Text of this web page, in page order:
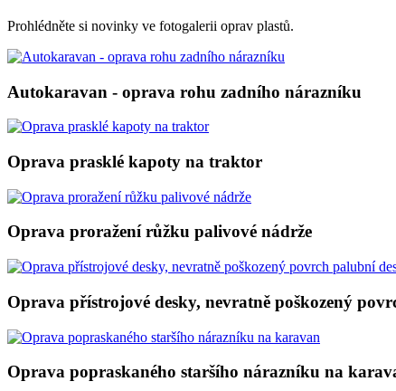
Prohlédněte si novinky ve fotogalerii oprav plastů.
Autokaravan - oprava rohu zadního nárazníku
Oprava prasklé kapoty na traktor
Oprava proražení růžku palivové nádrže
Oprava přístrojové desky, nevratně poškozený
Oprava popraskaného staršího nárazníku na